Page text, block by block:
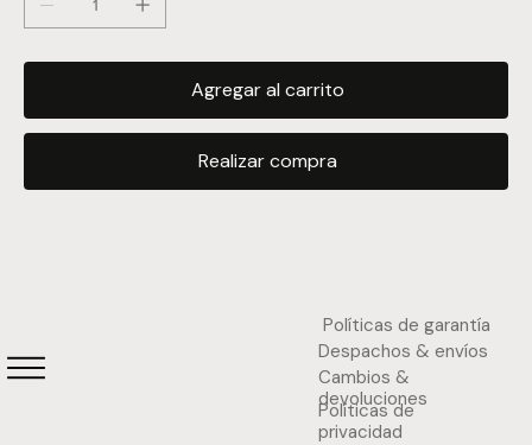
Agregar al carrito
Realizar compra
Políticas de garantía
Despachos & envíos
Cambios &
devoluciones
Políticas de
privacidad